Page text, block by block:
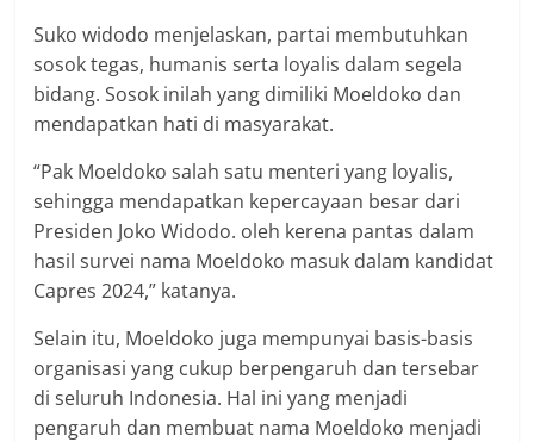
Suko widodo menjelaskan, partai membutuhkan
sosok tegas, humanis serta loyalis dalam segela
bidang. Sosok inilah yang dimiliki Moeldoko dan
mendapatkan hati di masyarakat.
“Pak Moeldoko salah satu menteri yang loyalis,
sehingga mendapatkan kepercayaan besar dari
Presiden Joko Widodo. oleh kerena pantas dalam
hasil survei nama Moeldoko masuk dalam kandidat
Capres 2024,” katanya.
Selain itu, Moeldoko juga mempunyai basis-basis
organisasi yang cukup berpengaruh dan tersebar
di seluruh Indonesia. Hal ini yang menjadi
pengaruh dan membuat nama Moeldoko menjadi